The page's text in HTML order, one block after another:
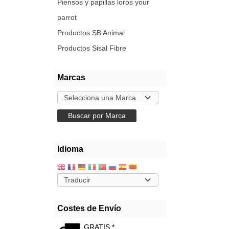
Piensos y papillas loros your
parrot
Productos SB Animal
Productos Sisal Fibre
Marcas
Idioma
Costes de Envío
GRATIS *